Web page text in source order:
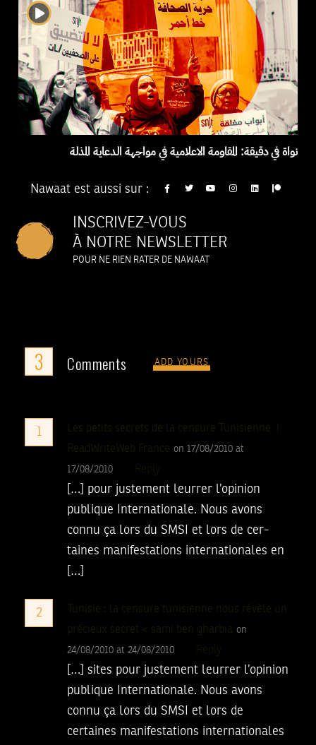
نواة في دقيقة: المقاومة الاعلامية في مواجهة الدعاية المذلة
Nawaat est aussi sur :
INSCRIVEZ-VOUS
À NOTRE NEWSLETTER
POUR NE RIEN RATER DE NAWAAT
3 Comments ADD YOURS
1
Les petits secrets de la censure Tunisienne |
ReadWriteWeb France on 17/08/2010 at
17/08/2010
[…] pour jus­te­ment leur­rer l’opinion
publique Internationale. Nous avons
connu ça lors du SMSI et lors de cer­
taines mani­fes­ta­tions inter­na­tio­nales en
[…]
2
Tunisie : la censure tunisienne nous révèle un
précieux secret « sami ben gharbia on
24/08/2010 at 24/08/2010
[…] sites pour justement leurrer l’opinion
publique Internationale. Nous avons
connu ça lors du SMSI et lors de
certaines manifestations internationales